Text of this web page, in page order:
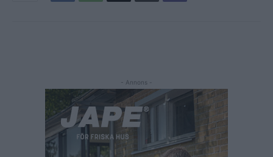
- Annons -